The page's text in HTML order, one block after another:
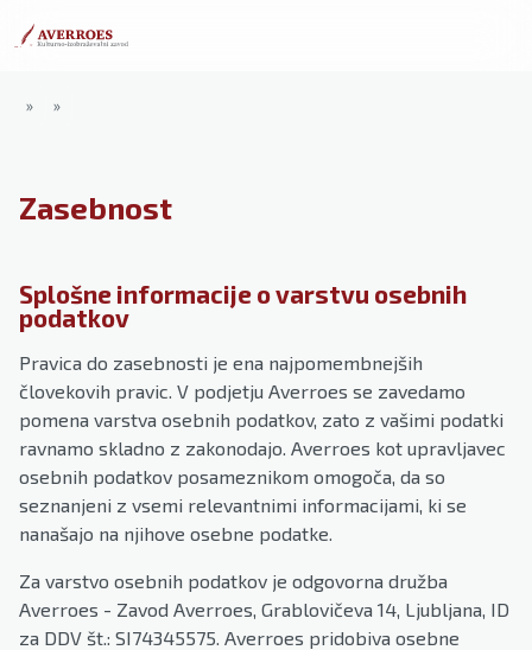
» »
Zasebnost
Splošne informacije o varstvu osebnih
podatkov
Pravica do zasebnosti je ena najpomembnejših
človekovih pravic. V podjetju Averroes se zavedamo
pomena varstva osebnih podatkov, zato z vašimi podatki
ravnamo skladno z zakonodajo. Averroes kot upravljavec
osebnih podatkov posameznikom omogoča, da so
seznanjeni z vsemi relevantnimi informacijami, ki se
nanašajo na njihove osebne podatke.
Za varstvo osebnih podatkov je odgovorna družba
Averroes - Zavod Averroes, Grablovičeva 14, Ljubljana, ID
za DDV št.: SI74345575. Averroes pridobiva osebne